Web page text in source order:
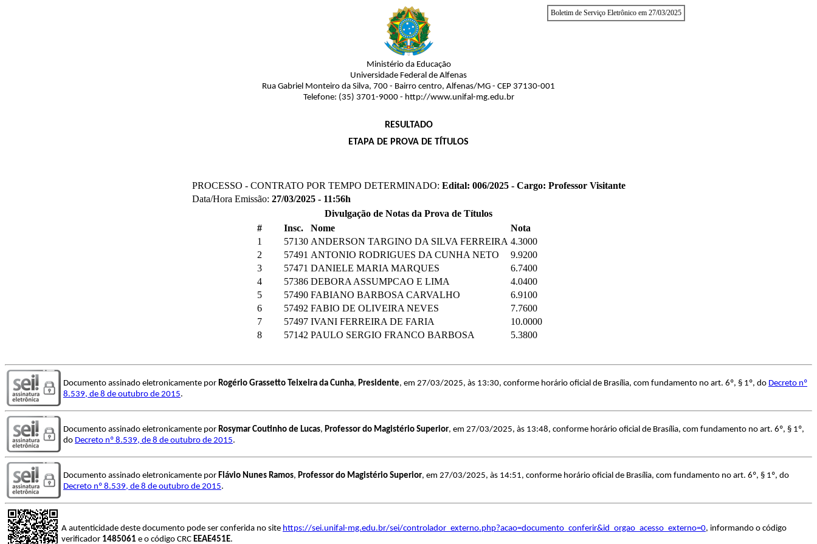
Boletim de Serviço Eletrônico em 27/03/2025
Ministério da Educação
Universidade Federal de Alfenas
Rua Gabriel Monteiro da Silva, 700 - Bairro centro, Alfenas/MG - CEP 37130-001
Telefone: (35) 3701-9000 - http://www.unifal-mg.edu.br
RESULTADO
ETAPA DE PROVA DE TÍTULOS
PROCESSO - CONTRATO POR TEMPO DETERMINADO: Edital: 006/2025 - Cargo: Professor Visitante
Data/Hora Emissão: 27/03/2025 - 11:56h
Divulgação de Notas da Prova de Títulos
#
Insc. Nome
Nota
1
57130 ANDERSON TARGINO DA SILVA FERREIRA 4.3000
2
57491 ANTONIO RODRIGUES DA CUNHA NETO
9.9200
3
57471 DANIELE MARIA MARQUES
6.7400
4
57386 DEBORA ASSUMPCAO E LIMA
4.0400
5
57490 FABIANO BARBOSA CARVALHO
6.9100
6
57492 FABIO DE OLIVEIRA NEVES
7.7600
7
57497 IVANI FERREIRA DE FARIA
10.0000
8
57142 PAULO SERGIO FRANCO BARBOSA 5.3800
Documento assinado eletronicamente por Rogério Grassetto Teixeira da Cunha, Presidente, em 27/03/2025, às 13:30, conforme horário oficial de Brasília, com fundamento no art. 6º, § 1º, do Decreto nº
8.539, de 8 de outubro de 2015.
Documento assinado eletronicamente por Rosymar Coutinho de Lucas, Professor do Magistério Superior, em 27/03/2025, às 13:48, conforme horário oficial de Brasília, com fundamento no art. 6º, § 1º,
do Decreto nº 8.539, de 8 de outubro de 2015.
Documento assinado eletronicamente por Flávio Nunes Ramos, Professor do Magistério Superior, em 27/03/2025, às 14:51, conforme horário oficial de Brasília, com fundamento no art. 6º, § 1º, do
Decreto nº 8.539, de 8 de outubro de 2015.
A autenticidade deste documento pode ser conferida no site https://sei.unifal-mg.edu.br/sei/controlador_externo.php?acao=documento_conferir&id_orgao_acesso_externo=0, informando o código
verificador 1485061 e o código CRC EEAE451E.